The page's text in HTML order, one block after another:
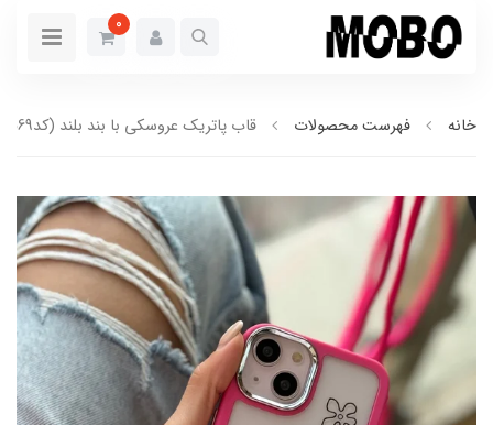
0
خانه فهرست محصولات قاب پاتریک عروسکی با بند بلند (کدC1569)